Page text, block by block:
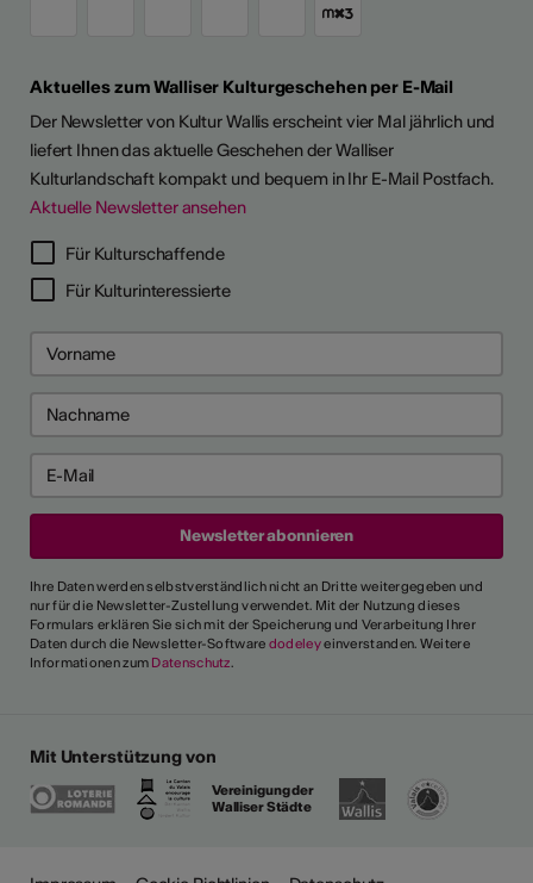
Aktuelles zum Walliser Kulturgeschehen per E-Mail
Der Newsletter von Kultur Wallis erscheint vier Mal jährlich und
liefert Ihnen das aktuelle Geschehen der Walliser
Kulturlandschaft kompakt und bequem in Ihr E-Mail Postfach.
Aktuelle Newsletter ansehen
Für Kulturschaffende
Für Kulturinteressierte
Ihre Daten werden selbstverständlich nicht an Dritte weitergegeben und
nur für die Newsletter-Zustellung verwendet. Mit der Nutzung dieses
Formulars erklären Sie sich mit der Speicherung und Verarbeitung Ihrer
Daten durch die Newsletter-Software dodeleyeinverstanden. Weitere
Informationen zum Datenschutz.
Mit Unterstützung von
Vereinigung der
Walliser Städte